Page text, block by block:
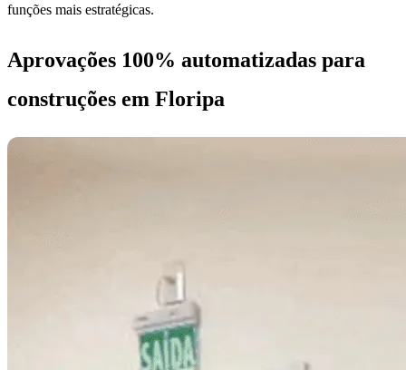
funções mais estratégicas.
Aprovações 100% automatizadas para
construções em Floripa